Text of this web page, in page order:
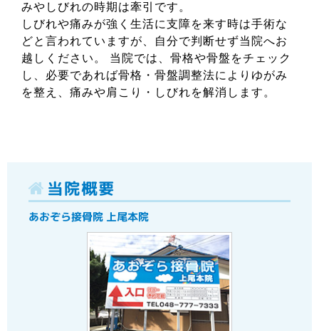
みやしびれの時期は牽引です。
しびれや痛みが強く生活に支障を来す時は手術な
どと言われていますが、自分で判断せず当院へお
越しください。 当院では、骨格や骨盤をチェック
し、必要であれば骨格・骨盤調整法によりゆがみ
を整え、痛みや肩こり・しびれを解消します。
当院概要
あおぞら接骨院 上尾本院